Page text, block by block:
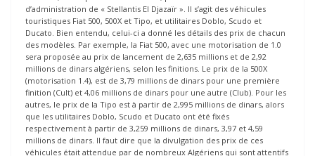
d’administration de « Stellantis El Djazaïr ». Il s’agit des véhicules
touristiques Fiat 500, 500X et Tipo, et utilitaires Doblo, Scudo et
Ducato. Bien entendu, celui-ci a donné les détails des prix de chacun
des modèles. Par exemple, la Fiat 500, avec une motorisation de 1.0
sera proposée au prix de lancement de 2,635 millions et de 2,92
millions de dinars algériens, selon les finitions. Le prix de la 500X
(motorisation 1.4), est de 3,79 millions de dinars pour une première
finition (Cult) et 4,06 millions de dinars pour une autre (Club). Pour les
autres, le prix de la Tipo est à partir de 2,995 millions de dinars, alors
que les utilitaires Doblo, Scudo et Ducato ont été fixés
respectivement à partir de 3,259 millions de dinars, 3,97 et 4,59
millions de dinars. Il faut dire que la divulgation des prix de ces
véhicules était attendue par de nombreux Algériens qui sont attentifs